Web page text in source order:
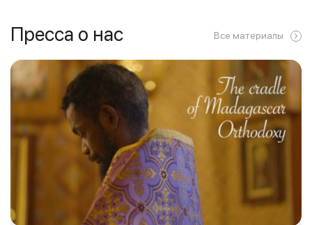
Пресса о нас Все материалы